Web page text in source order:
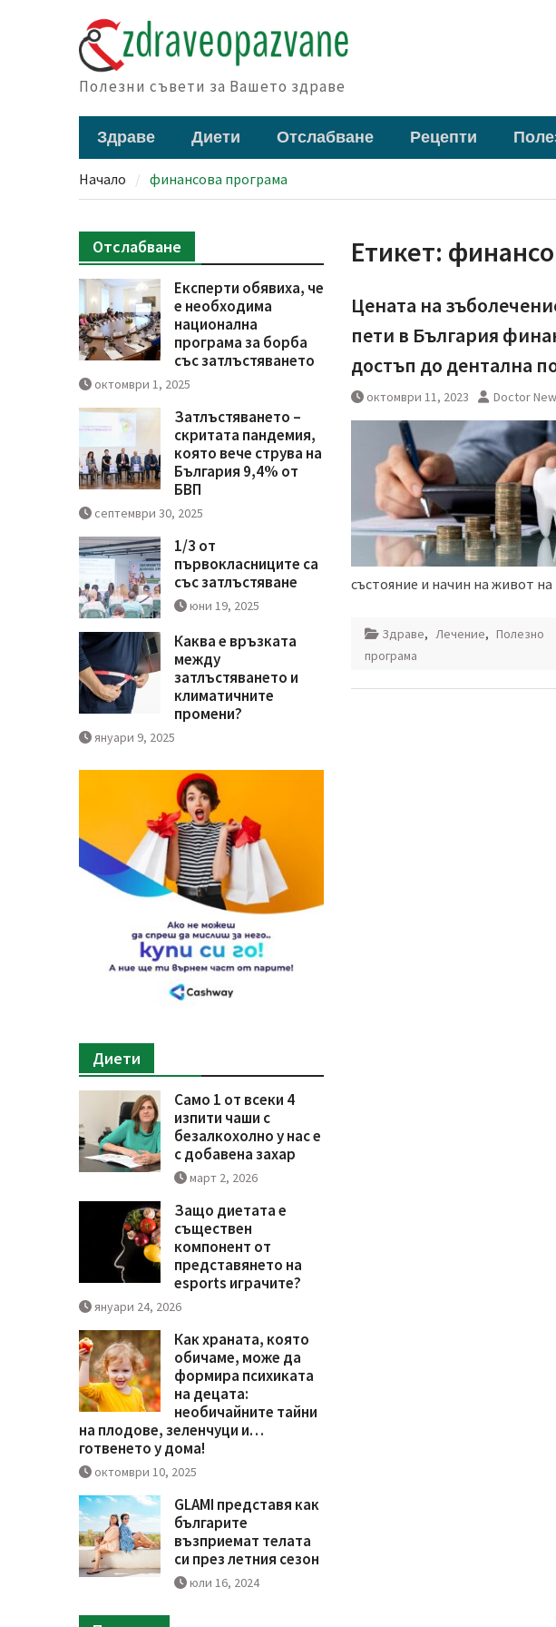
Полезни съвети за Вашето здраве
Здраве Диети Отслабване Рецепти
Начало финансова програма
Етикет:
Цената на
пети в България
достъп до дентална
октомври 11, 2023 Doctor
състояние и начин на живот на
Здраве, Лечение, Полезно
програма
Отслабване
Експерти обявиха, че
е необходима
национална
програма за борба
със затлъстяването
октомври 1, 2025
Затлъстяването –
скритата пандемия,
която вече струва на
България 9,4% от
БВП
септември 30, 2025
1/3 от
първокласниците са
със затлъстяване
юни 19, 2025
Каква е връзката
между
затлъстяването и
климатичните
промени?
януари 9, 2025
Диети
Само 1 от всеки 4
изпити чаши с
безалкохолно у нас е
с добавена захар
март 2, 2026
Защо диетата е
съществен
компонент от
представянето на
esports играчите?
януари 24, 2026
Как храната, която
обичаме, може да
формира психиката
на децата:
необичайните тайни
на плодове, зеленчуци и…
готвенето у дома!
октомври 10, 2025
GLAMI представя как
българите
възприемат телата
си през летния сезон
юли 16, 2024